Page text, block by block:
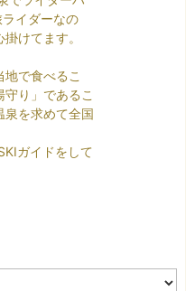
イダーなの
けてます。
で食べるこ
り」であるこ
泉を求めて全国
ガイドをして